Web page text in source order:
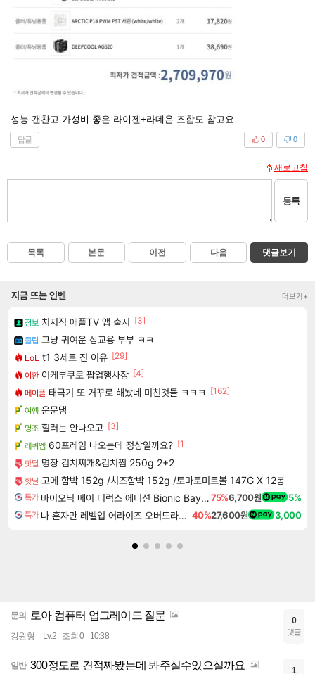
성능 갠찬고 가성비 좋은 라이젠+라데온 조합도 참고요
답글 0
0
새로고침
등록
목록 본문 이전 다음 댓글보기
지금 뜨는 인벤 더보기+
정보 치지직 애플TV 앱 출시 [3]
클립 그냥 귀여운 상교용 부부 ㅋㅋ
LoL t1 3세트 진 이유 [29]
이환 이케부쿠로 팝업행사장 [4]
메이플 태극기 또 거꾸로 해놨네 미친것들 ㅋㅋㅋ
[162]
여행 운문댐
명조 힐러는 안나오고 [3]
레퀴엠 60프레임 나오는데 정상일까요? [1]
핫딜 명장 김치찌개&김치찜 250g 2+2
핫딜 고메 함박 152g /치즈함박 152g /토마토미트볼 147G X 12봉
특가 바이오닉 베이 디럭스 에디션 Bionic Bay Deluxe Edition75%6,700원 5%
특가 나 혼자만 레벨업 어라이즈 오버드라이브 Solo Leveling Arise 40%27,600원 3,000
문의 로아 컴퓨터 업그레이드 질문
강원형 Lv.2 조회 0 10:38
0
댓글
일반 300정도로 견적짜봤는데 봐주실수있으실까요 1